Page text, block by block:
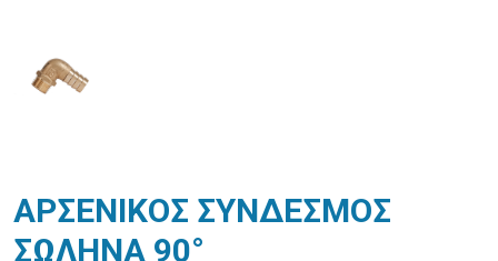
ΑΡΣΕΝΙΚΟΣ ΣΥΝΔΕΣΜΟΣ
ΣΩΛΗΝΑ 90°